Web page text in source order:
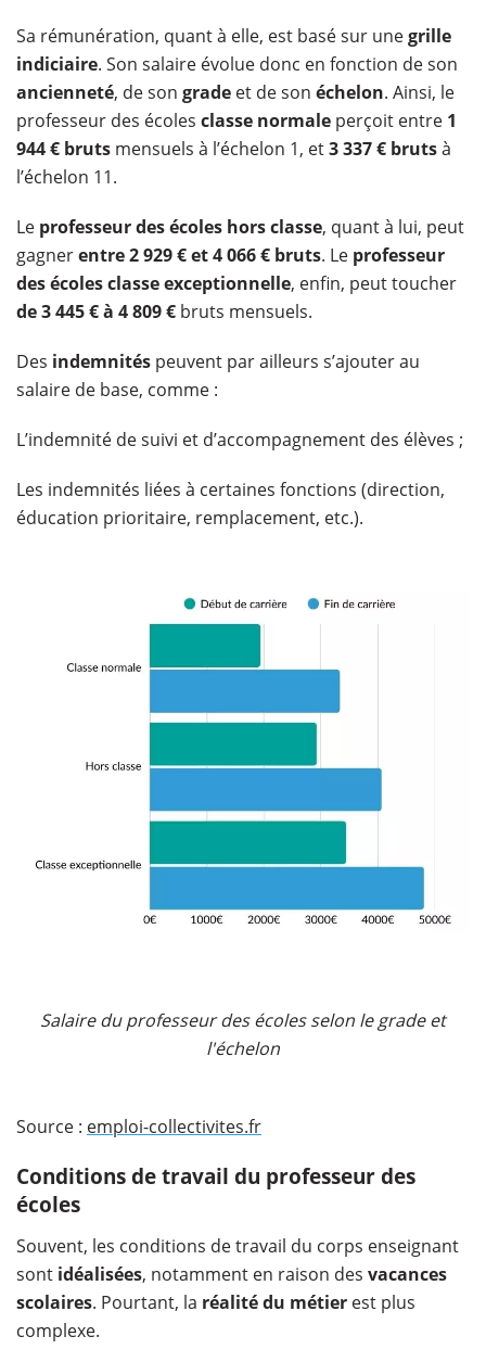
Sa rémunération, quant à elle, est basé sur unegrille
indiciaire. Son salaire évolue donc en fonction de son
ancienneté, de son grade et de son échelon. Ainsi, le
professeur des écoles classe normale perçoit entre 1
944 € bruts mensuels à l’échelon 1, et3 337 € brutsà
l’échelon 11.
Le professeur des écoles hors classe, quant à lui, peut
gagnerentre 2 929 € et 4 066 € bruts. Le professeur
des écoles classe exceptionnelle, enfin, peut toucher
de 3 445 € à 4 809 € bruts mensuels.
Des indemnités peuvent par ailleurs s’ajouter au
salaire de base, comme :
L’indemnité de suivi et d’accompagnement des élèves ;
Les indemnités liées à certaines fonctions (direction,
éducation prioritaire, remplacement, etc.).
Salaire du professeur des écoles selon le grade et
l'échelon
Source : emploi-collectivites.fr
Conditions de travail du professeur des
écoles
Souvent, les conditions de travail du corps enseignant
sont idéalisées, notamment en raison des vacances
scolaires. Pourtant, la réalité du métier est plus
complexe.